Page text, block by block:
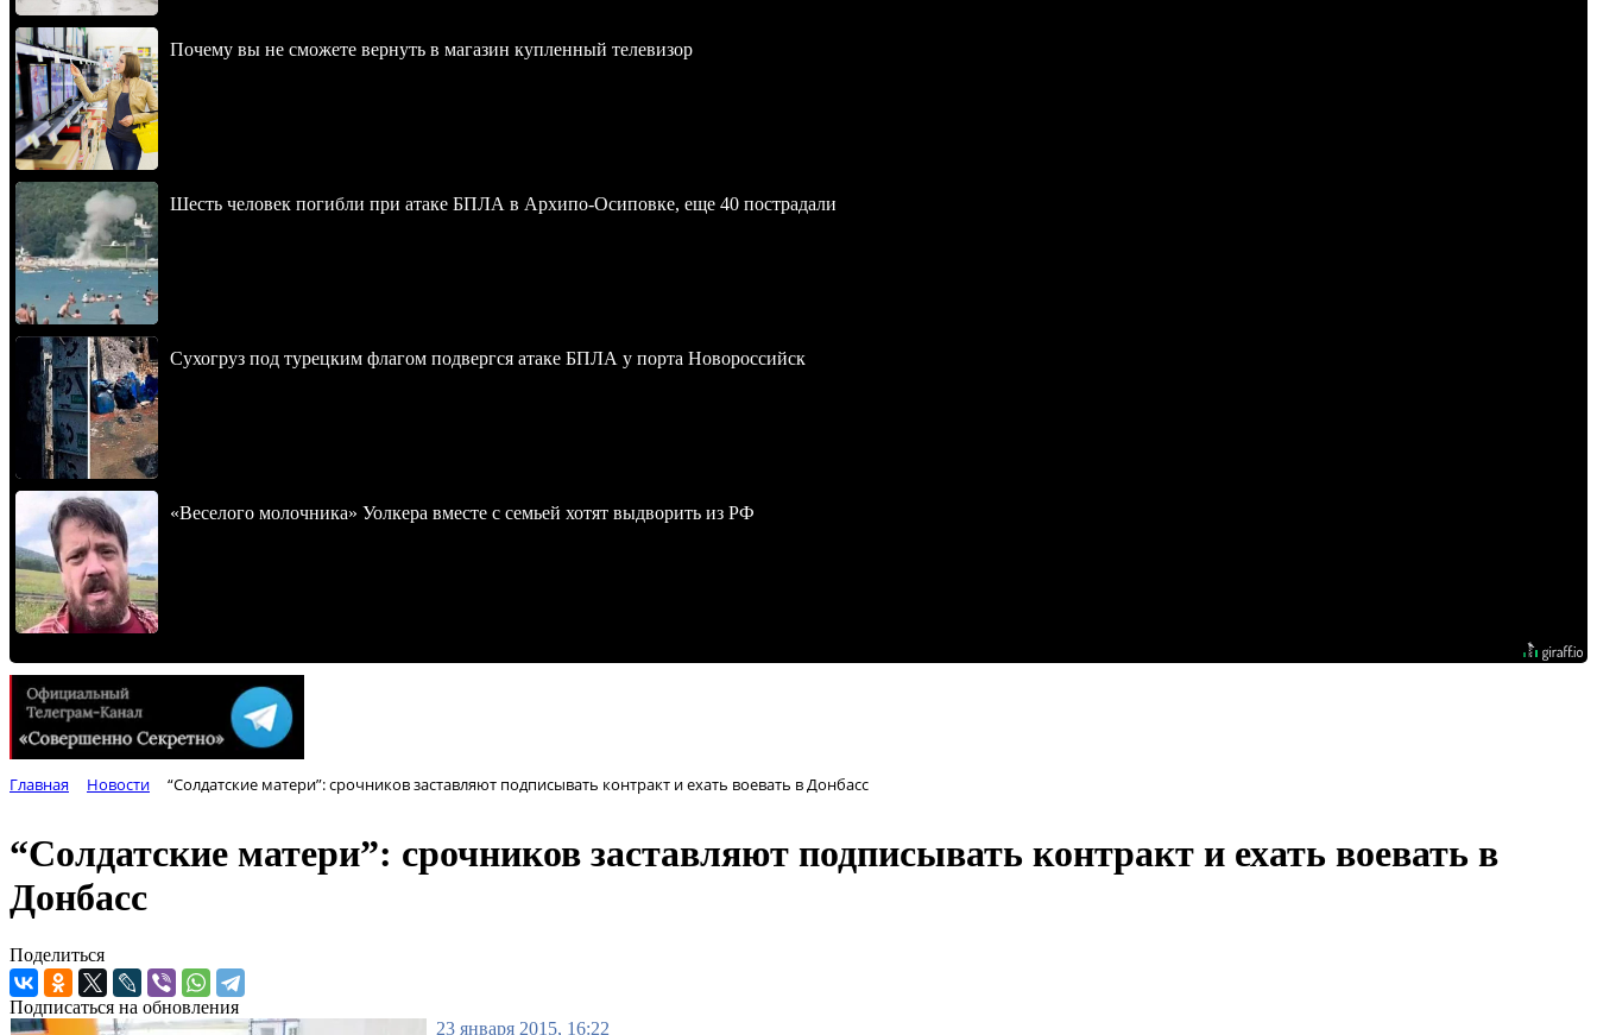
Почему вы не сможете вернуть в магазин купленный телевизор
Шесть человек погибли при атаке БПЛА в Архипо-Осиповке, еще 40 пострадали
Сухогруз под турецким флагом подвергся атаке БПЛА у порта Новороссийск
«Веселого молочника» Уолкера вместе с семьей хотят выдворить из РФ
Главная Новости “Солдатские матери”: срочников заставляют подписывать контракт и ехать воевать в Донбасс
“Солдатские матери”: срочников заставляют подписывать контракт и ехать воевать в
Донбасс
Поделиться
Подписаться на обновления
23 января 2015, 16:22